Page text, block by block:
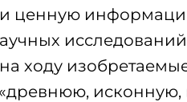
и ценную
ходу